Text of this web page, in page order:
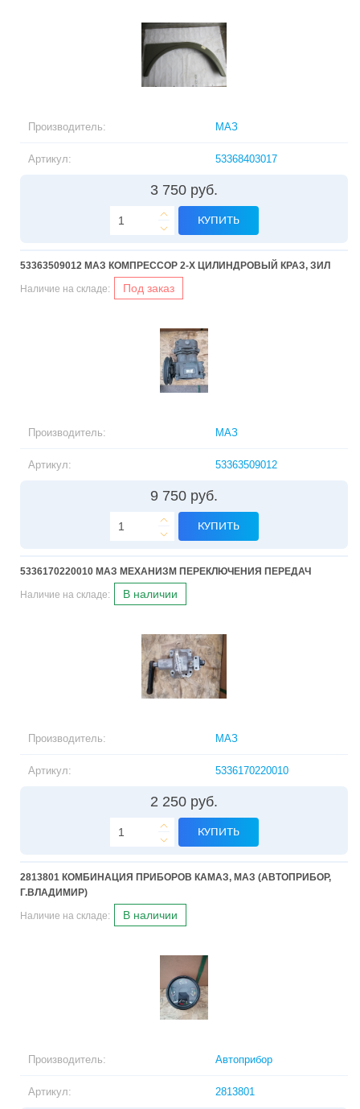
Производитель: МАЗ
Артикул: 53368403017
3 750 руб.
КУПИТЬ
53363509012 МАЗ КОМПРЕССОР 2-Х ЦИЛИНДРОВЫЙ КРАЗ, ЗИЛ
Наличие на складе: Под заказ
Производитель: МАЗ
Артикул: 53363509012
9 750 руб.
КУПИТЬ
5336170220010 МАЗ МЕХАНИЗМ ПЕРЕКЛЮЧЕНИЯ ПЕРЕДАЧ
Наличие на складе: В наличии
Производитель: МАЗ
Артикул: 5336170220010
2 250 руб.
КУПИТЬ
2813801 КОМБИНАЦИЯ ПРИБОРОВ КАМАЗ, МАЗ (АВТОПРИБОР,
Г.ВЛАДИМИР)
Наличие на складе: В наличии
Производитель: Автоприбор
Артикул: 2813801